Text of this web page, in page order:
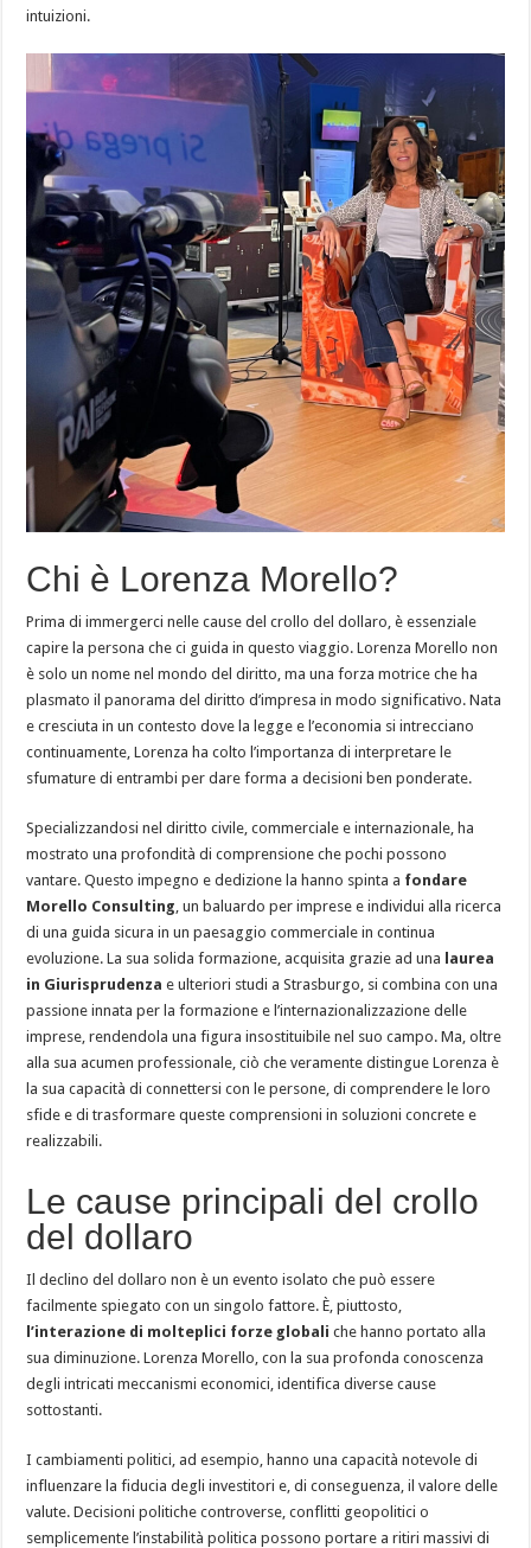
intuizioni.
Chi è Lorenza Morello?
Prima di immergerci nelle cause del crollo del dollaro, è essenziale
capire la persona che ci guida in questo viaggio. Lorenza Morello non
è solo un nome nel mondo del diritto, ma una forza motrice che ha
plasmato il panorama del diritto d’impresa in modo significativo. Nata
e cresciuta in un contesto dove la legge e l’economia si intrecciano
continuamente, Lorenza ha colto l’importanza di interpretare le
sfumature di entrambi per dare forma a decisioni ben ponderate.
Specializzandosi nel diritto civile, commerciale e internazionale, ha
mostrato una profondità di comprensione che pochi possono
vantare. Questo impegno e dedizione la hanno spinta a fondare
Morello Consulting , un baluardo per imprese e individui alla ricerca
di una guida sicura in un paesaggio commerciale in continua
evoluzione. La sua solida formazione, acquisita grazie ad una laurea
in Giurisprudenza e ulteriori studi a Strasburgo, si combina con una
passione innata per la formazione e l’internazionalizzazione delle
imprese, rendendola una figura insostituibile nel suo campo. Ma, oltre
alla sua acumen professionale, ciò che veramente distingue Lorenza è
la sua capacità di connettersi con le persone, di comprendere le loro
sfide e di trasformare queste comprensioni in soluzioni concrete e
realizzabili.
Le cause principali del crollo
del dollaro
Il declino del dollaro non è un evento isolato che può essere
facilmente spiegato con un singolo fattore. È, piuttosto,
l’interazione di molteplici forze globali che hanno portato alla
sua diminuzione. Lorenza Morello, con la sua profonda conoscenza
degli intricati meccanismi economici, identifica diverse cause
sottostanti.
I cambiamenti politici, ad esempio, hanno una capacità notevole di
influenzare la fiducia degli investitori e, di conseguenza, il valore delle
valute. Decisioni politiche controverse, conflitti geopolitici o
semplicemente l’instabilità politica possono portare a ritiri massivi di